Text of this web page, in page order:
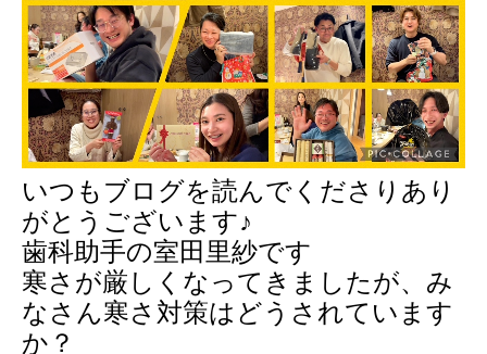
2024年
2023年
2022年
2021年
2020年
2019年
いつもブログを読んでくださりあり
がとうございます♪
歯科助手の室田里紗です
寒さが厳しくなってきましたが、み
なさん寒さ対策はどうされています
か？